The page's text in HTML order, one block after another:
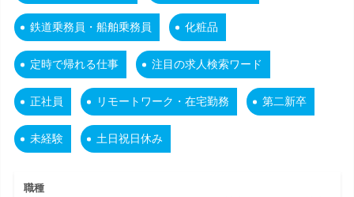
鉄道乗務員・船舶乗務員 化粧品
定時で帰れる仕事 注目の求人検索ワード
正社員 リモートワーク・在宅勤務 第二新卒
未経験 土日祝日休み
職種